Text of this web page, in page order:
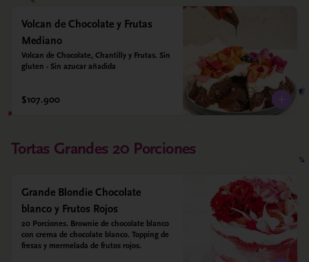
Volcan de Chocolate y Frutas
Mediano
Volcan de Chocolate, Chantilly y Frutas. Sin
gluten - Sin azucar añadida
$107.900
Tortas Grandes 20 Porciones
Grande Blondie Chocolate
blanco y Frutos Rojos
20 Porciones. Brownie de chocolate blanco
con crema de chocolate blanco. Topping de
fresas y mermelada de frutos rojos.